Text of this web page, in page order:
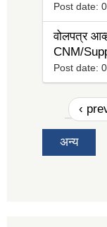
Post date:
वोलपत्र
CNM/
Post date:
‹
अन्य